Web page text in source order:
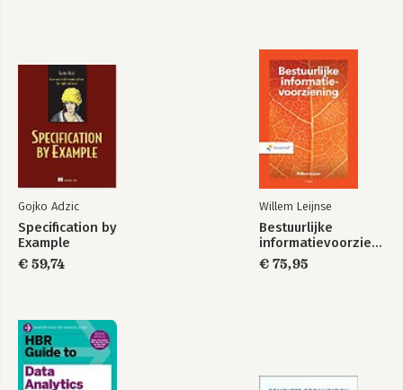
Gojko Adzic
Specification by
Example
€ 59,74
Willem Leijnse
Bestuurlijke
informatievoorziening
€ 75,95